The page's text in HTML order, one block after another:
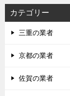
シ
ョ
カテゴリー
三重の業者
京都の業者
佐賀の業者